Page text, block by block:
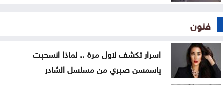
فنون
اسرار تكشف لاول مرة .. لماذا انسحبت
ياسمسن صبري من مسلسل الشادر